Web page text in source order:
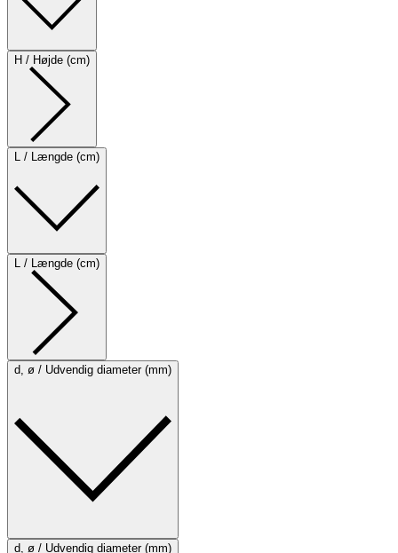
H / Højde (cm)
L / Længde (cm)
L / Længde (cm)
d, ø / Udvendig diameter (mm)
d, ø / Udvendig diameter (mm)